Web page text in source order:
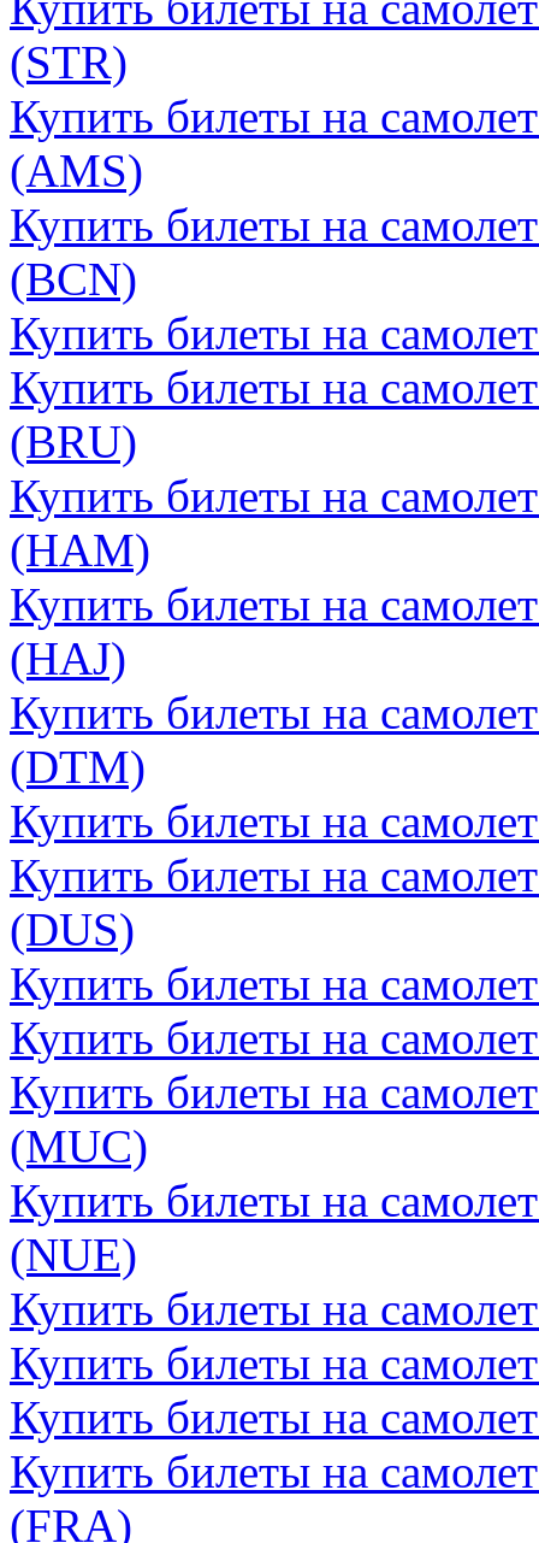
(STR)
Купить билеты на
(AMS)
Купить билеты на
(BCN)
Купить билеты на
Купить билеты на
(BRU)
Купить билеты на
(HAM)
Купить билеты на
(HAJ)
Купить билеты на
(DTM)
Купить билеты на
Купить билеты на
(DUS)
Купить билеты на
Купить билеты на
Купить билеты на
(MUC)
Купить билеты на
(NUE)
Купить билеты на
Купить билеты на
Купить билеты на
Купить билеты на
(FRA)